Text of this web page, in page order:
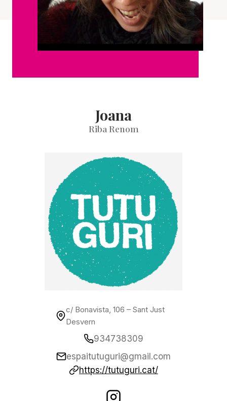
Joana
Riba Renom
c/ Bonavista, 106 – Sant Just
Desvern
934738309
espaitutuguri@gmail.com
https://tutuguri.cat/